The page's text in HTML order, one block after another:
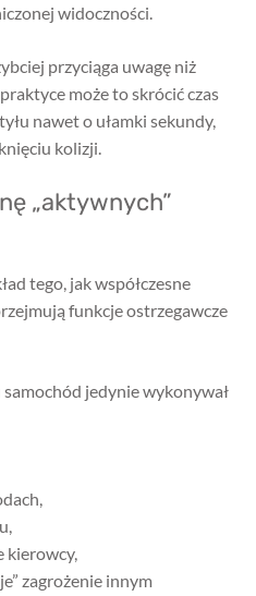
widoczności.
przyciąga uwagę niż
może to skrócić czas
nawet o ułamki sekundy,
kolizji.
„aktywnych”
tego, jak współczesne
funkcje ostrzegawcze
jedynie wykonywał
kierowcy,
zagrożenie innym